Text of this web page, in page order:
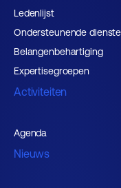
Ledenlijst
Ondersteunende
Belangenbehartiging
Expertisegroepen
Activiteiten
Agenda
Nieuws